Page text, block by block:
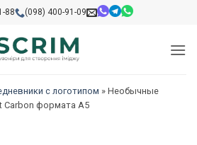
88 (098) 400-91-09
с логотипом » Необычные
Carbon формата А5